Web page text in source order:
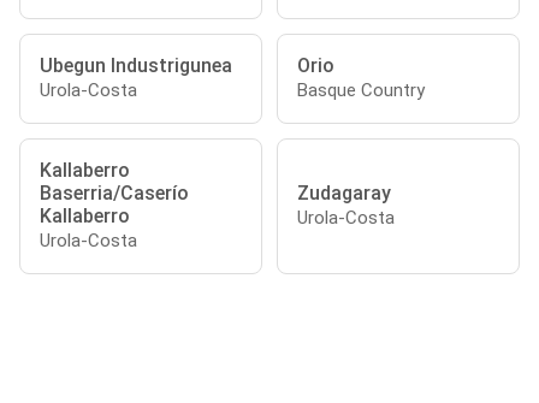
Ubegun Industrigunea
Urola-Costa
Orio
Basque Country
Kallaberro
Baserria/Caserío
Kallaberro
Urola-Costa
Zudagaray
Urola-Costa